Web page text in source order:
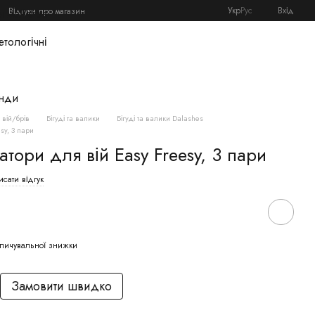
Відгуки про магазин УкрРус Вхід
майстра
брів Бігуді та валики
Бігуді та валики Dalashes
3 пари
для вій Easy Freesy, 3 пари
відгук
знижки
Замовити швидко